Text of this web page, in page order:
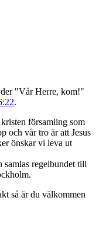
"Vår Herre, kom!"
.
församling som
och vår tro är att Jesus
önskar vi leva ut
samlas regelbundet till
så är du välkommen